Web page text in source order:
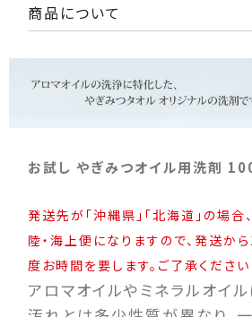
商品について
お試し やぎみつオイル用洗剤
発送先が「沖縄県」「北海道」の場合
陸・海上便になりますので、発送か
度お時間を要します。ご了承ください
アロマオイルやミネラルオイ